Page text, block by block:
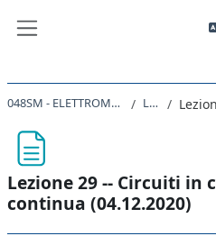
048SM - ELETTROMAGNETISMO 2020 Lezioni
Lezione 29 -- Circuiti in
continua (04.12.2020)